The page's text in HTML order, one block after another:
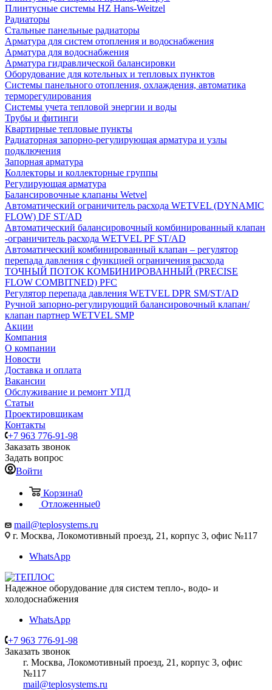
Плинтусные системы HZ Hans-Weitzel
Радиаторы
Стальные панельные радиаторы
Арматура для систем отопления и водоснабжения
Арматура для водоснабжения
Арматура гидравлической балансировки
Оборудование для котельных и тепловых пунктов
Системы панельного отопления, охлаждения, автоматика
терморегулирования
Системы учета тепловой энергии и воды
Трубы и фитинги
Квартирные тепловые пункты
Радиаторная запорно-регулирующая арматура и узлы
подключения
Запорная арматура
Коллекторы и коллекторные группы
Регулирующая арматура
Балансировочные клапаны Wetvel
Автоматический ограничитель расхода WETVEL (DYNAMIC
FLOW) DF ST/AD
Автоматический балансировочный комбинированный клапан
-ограничитель расхода WETVEL PF ST/AD
Автоматический комбинированный клапан – регулятор
перепада давления с функцией ограничения расхода
ТОЧНЫЙ ПОТОК КОМБИНИРОВАННЫЙ (PRECISE
FLOW COMBIТNED) PFC
Регулятор перепада давления WETVEL DPR SM/ST/AD
Ручной запорно-регулирующий балансировочный клапан/
клапан партнер WETVEL SMP
Акции
Компания
О компании
Новости
Доставка и оплата
Вакансии
Обслуживание и ремонт УПД
Статьи
Проектировщикам
Контакты
+7 963 776-91-98
Заказать звонок
Задать вопрос
Войти
Корзина0
Отложенные0
mail@teplosystems.ru
г. Москва, Локомотивный проезд, 21, корпус 3, офис №117
WhatsApp
Надежное оборудование для систем тепло-, водо- и
холодоснабжения
WhatsApp
+7 963 776-91-98
Заказать звонок
г. Москва, Локомотивный проезд, 21, корпус 3, офис
№117
mail@teplosystems.ru